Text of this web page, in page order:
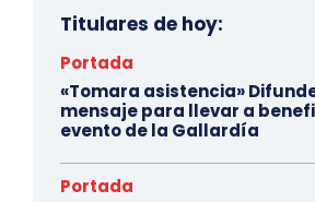
Titulares de hoy:
Portada
«Tomara asistencia»
mensaje para llevar a
evento de la Gallardía
Portada